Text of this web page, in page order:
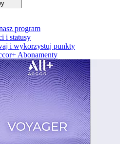
program
i statusy
i wykorzystuj punkty
Abonamenty